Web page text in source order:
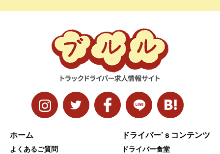
ホーム
よくあるご質問
ドライバー’ｓコンテンツ
ドライバー食堂